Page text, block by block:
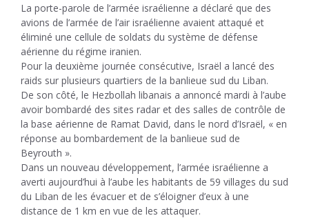
La porte-parole de l’armée israélienne a déclaré que des
avions de l’armée de l’air israélienne avaient attaqué et
éliminé une cellule de soldats du système de défense
aérienne du régime iranien.
Pour la deuxième journée consécutive, Israël a lancé des
raids sur plusieurs quartiers de la banlieue sud du Liban.
De son côté, le Hezbollah libanais a annoncé mardi à l’aube
avoir bombardé des sites radar et des salles de contrôle de
la base aérienne de Ramat David, dans le nord d’Israël, « en
réponse au bombardement de la banlieue sud de
Beyrouth ».
Dans un nouveau développement, l’armée israélienne a
averti aujourd’hui à l’aube les habitants de 59 villages du sud
du Liban de les évacuer et de s’éloigner d’eux à une
distance de 1 km en vue de les attaquer.